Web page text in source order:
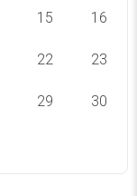
15 16
22 23
29 30